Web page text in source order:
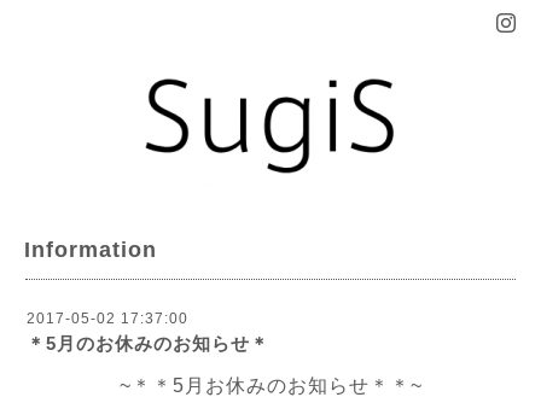
Information
2017-05-02 17:37:00
＊5月のお休みのお知らせ＊
~＊＊5月お休みのお知らせ＊＊~